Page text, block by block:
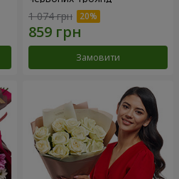
1 074 грн
Замовити